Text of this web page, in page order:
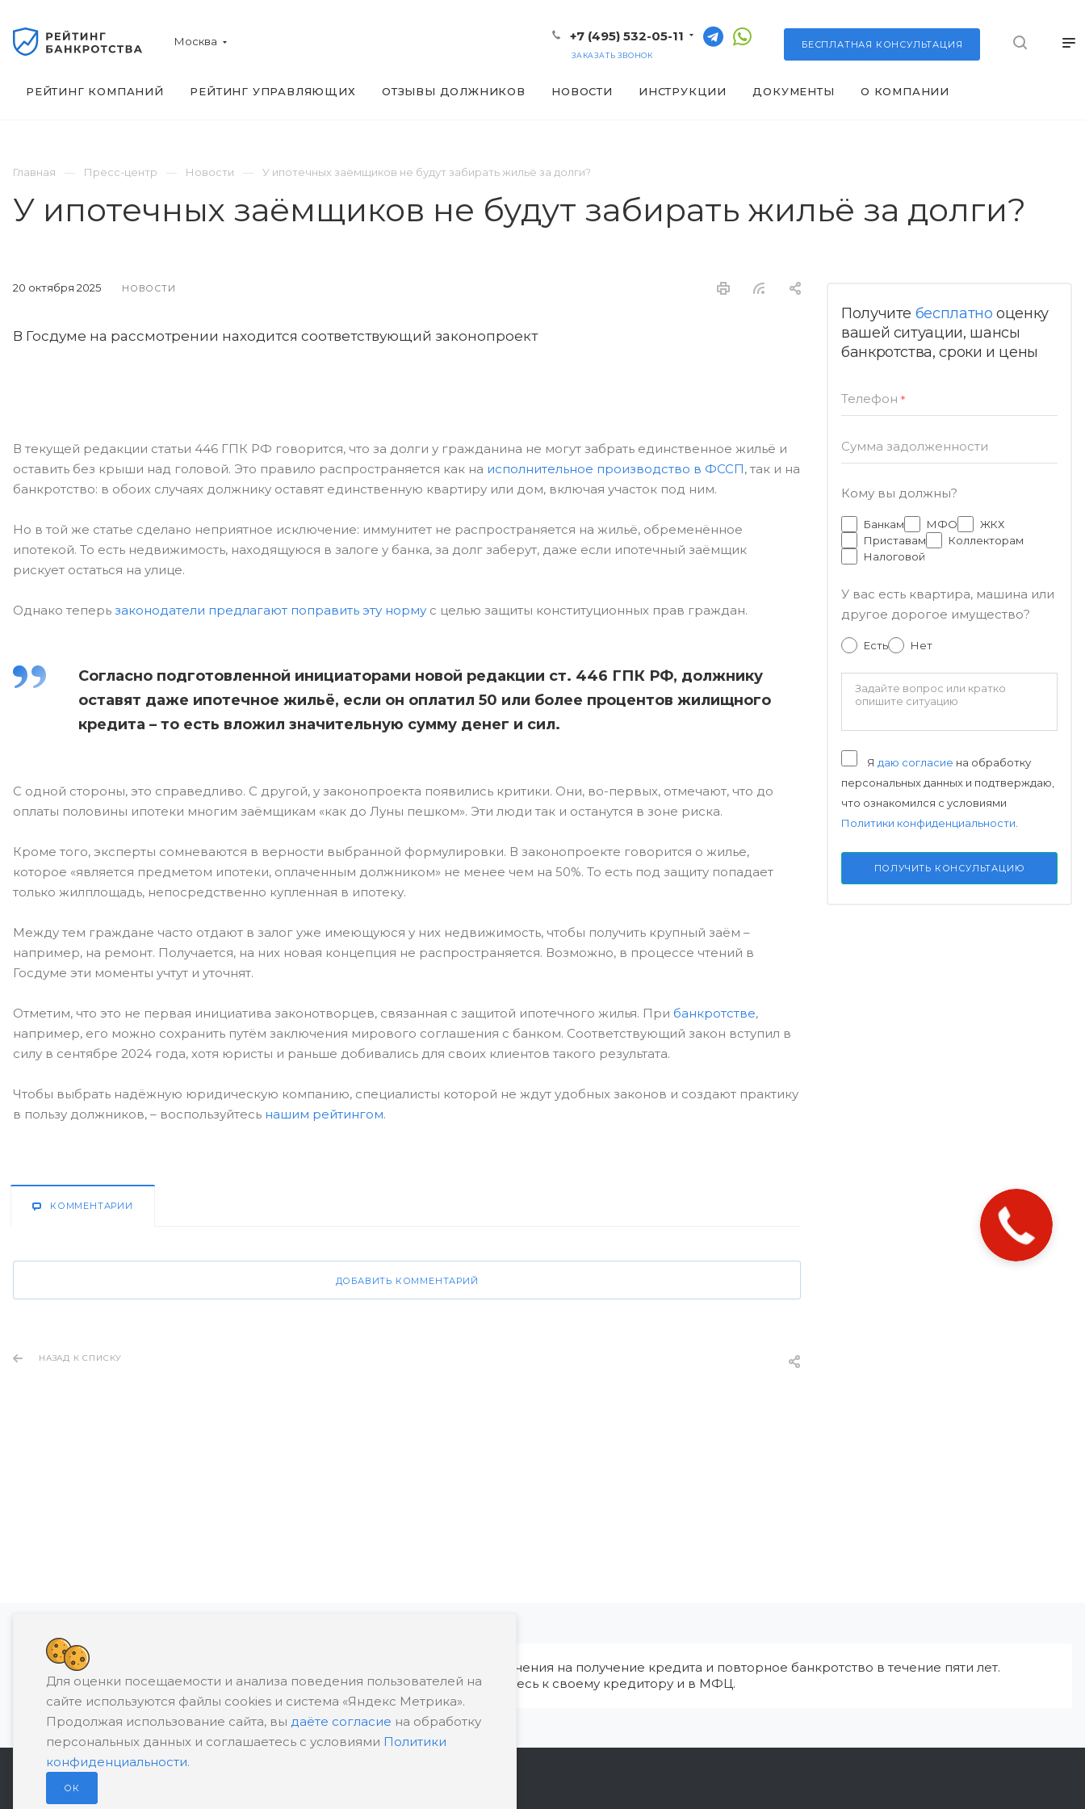
Москва БЕСПЛАТНАЯ КОНСУЛЬТАЦИЯ
+7 (495) 532-05-11
ЗАКАЗАТЬ ЗВОНОК
РЕЙТИНГ КОМПАНИЙ РЕЙТИНГ УПРАВЛЯЮЩИХ ОТЗЫВЫ ДОЛЖНИКОВ НОВОСТИ ИНСТРУКЦИИ ДОКУМЕНТЫ О КОМПАНИИ
Главная Пресс-центр Новости У ипотечных заёмщиков не будут забирать жильё за долги?
У ипотечных заёмщиков не будут забирать жильё за долги?
20 октября 2025 НОВОСТИ
В Госдуме на рассмотрении находится соответствующий законопроект
В текущей редакции статьи 446 ГПК РФ говорится, что за долги у гражданина не могут забрать единственное жильё и
оставить без крыши над головой. Это правило распространяется как на исполнительное производство в ФССП, так и на
банкротство: в обоих случаях должнику оставят единственную квартиру или дом, включая участок под ним.
Но в той же статье сделано неприятное исключение: иммунитет не распространяется на жильё, обременённое
ипотекой. То есть недвижимость, находящуюся в залоге у банка, за долг заберут, даже если ипотечный заёмщик
рискует остаться на улице.
Однако теперь законодатели предлагают поправить эту норму с целью защиты конституционных прав граждан.
Согласно подготовленной инициаторами новой редакции ст. 446 ГПК РФ, должнику
оставят даже ипотечное жильё, если он оплатил 50 или более процентов жилищного
кредита – то есть вложил значительную сумму денег и сил.
С одной стороны, это справедливо. С другой, у законопроекта появились критики. Они, во-первых, отмечают, что до
оплаты половины ипотеки многим заёмщикам «как до Луны пешком». Эти люди так и останутся в зоне риска.
Кроме того, эксперты сомневаются в верности выбранной формулировки. В законопроекте говорится о жилье,
которое «является предметом ипотеки, оплаченным должником» не менее чем на 50%. То есть под защиту попадает
только жилплощадь, непосредственно купленная в ипотеку.
Между тем граждане часто отдают в залог уже имеющуюся у них недвижимость, чтобы получить крупный заём –
например, на ремонт. Получается, на них новая концепция не распространяется. Возможно, в процессе чтений в
Госдуме эти моменты учтут и уточнят.
Отметим, что это не первая инициатива законотворцев, связанная с защитой ипотечного жилья. При банкротстве,
например, его можно сохранить путём заключения мирового соглашения с банком. Соответствующий закон вступил в
силу в сентябре 2024 года, хотя юристы и раньше добивались для своих клиентов такого результата.
Чтобы выбрать надёжную юридическую компанию, специалисты которой не ждут удобных законов и создают практику
в пользу должников, – воспользуйтесь нашим рейтингом.
Получите бесплатно оценку
вашей ситуации, шансы
банкротства, сроки и цены
Телефон *
Сумма задолженности
Кому вы должны?
Банкам МФО
ЖКХ
Приставам
Коллекторам
Налоговой
У вас есть квартира, машина или
другое дорогое имущество?
Есть Нет
Я даю согласие на обработку
персональных данных и подтверждаю,
что ознакомился с условиями
Политики конфиденциальности
ПОЛУЧИТЬ КОНСУЛЬТАЦИЮ
КОММЕНТАРИИ
ДОБАВИТЬ КОММЕНТАРИЙ
НАЗАД К СПИСКУ
Банкротство влечет негативные последствия, в том числе ограничения на получение кредита и повторное банкротство в течение пяти лет.
Предварительно обратитесь к своему кредитору и в МФЦ.
Для оценки посещаемости и анализа поведения пользователей на
сайте используются файлы cookies и система «Яндекс Метрика».
Продолжая использование сайта, вы даёте согласие на обработку
персональных данных и соглашаетесь с условиями Политики
конфиденциальности.
ОК